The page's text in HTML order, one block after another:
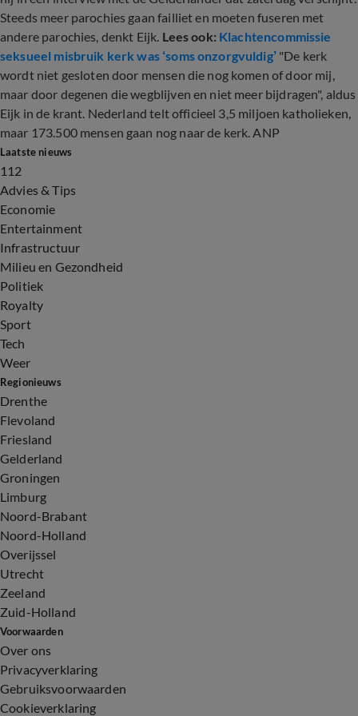
Steeds meer parochies gaan failliet en moeten fuseren met
andere parochies, denkt Eijk. Lees ook: Klachtencommissie
seksueel misbruik kerk was ‘soms onzorgvuldig’"De kerk
wordt niet gesloten door mensen die nog komen of door mij,
maar door degenen die wegblijven en niet meer bijdragen", aldus
Eijk in de krant. Nederland telt officieel 3,5 miljoen katholieken,
maar 173.500 mensen gaan nog naar de kerk. ANP
Laatste nieuws
112
Advies & Tips
Economie
Entertainment
Infrastructuur
Milieu en Gezondheid
Politiek
Royalty
Sport
Tech
Weer
Regionieuws
Drenthe
Flevoland
Friesland
Gelderland
Groningen
Limburg
Noord-Brabant
Noord-Holland
Overijssel
Utrecht
Zeeland
Zuid-Holland
Voorwaarden
Over ons
Privacyverklaring
Gebruiksvoorwaarden
Cookieverklaring